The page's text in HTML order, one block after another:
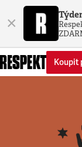
×
Koupit